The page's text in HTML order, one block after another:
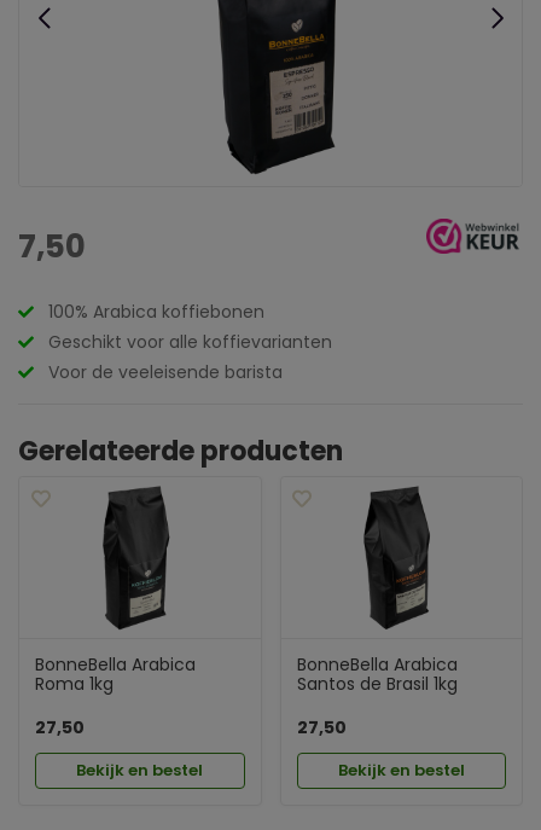
100% Arabica koffiebonen
Geschikt voor alle koffievarianten
Voor de veeleisende barista
7,50
Gerelateerde producten
BonneBella Arabica
Roma 1kg
27,50
Bekijk en bestel
BonneBella Arabica
Santos de Brasil 1kg
27,50
Bekijk en bestel